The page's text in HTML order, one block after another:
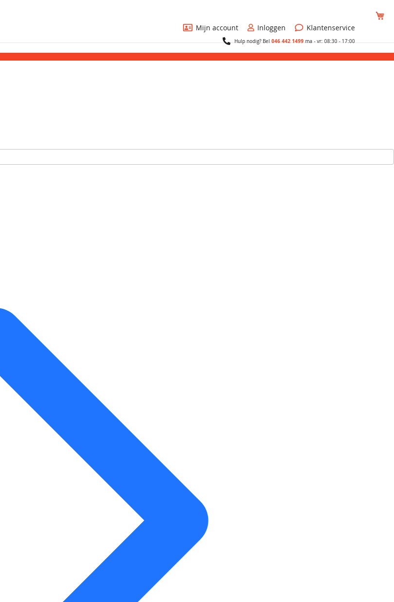
Mijn account
Inloggen Klantenservice
Hulp nodig? Bel046 442 1499ma - vr: 08:30 - 17:00